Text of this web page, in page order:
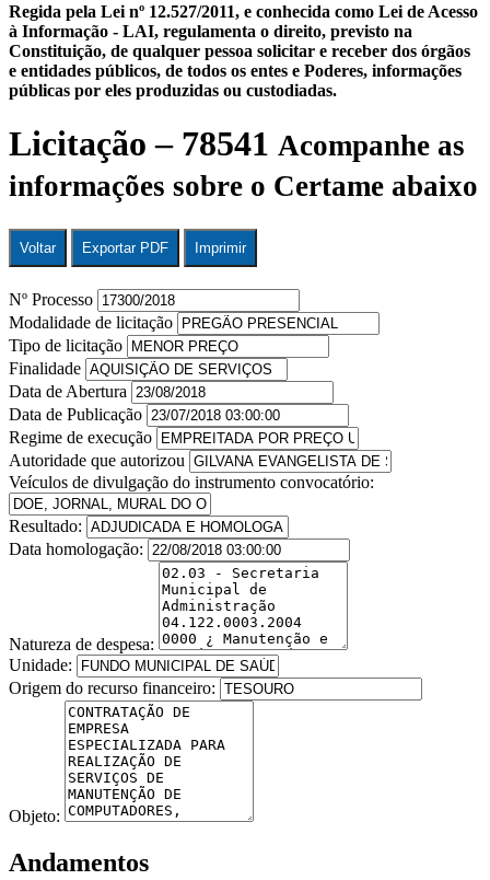
Regida pela Lei nº 12.527/2011, e conhecida como Lei de Acesso
à Informação - LAI, regulamenta o direito, previsto na
Constituição, de qualquer pessoa solicitar e receber dos órgãos
e entidades públicos, de todos os entes e Poderes, informações
públicas por eles produzidas ou custodiadas.
Licitação – 78541 Acompanhe as
informações sobre o Certame abaixo
Voltar Exportar PDF Imprimir
Nº Processo
Modalidade de licitação
Tipo de licitação
Finalidade
Data de Abertura
Data de Publicação
Regime de execução
Autoridade que autorizou
Veículos de divulgação do instrumento convocatório:
Resultado:
Data homologação:
Natureza de despesa:
Unidade:
Origem do recurso financeiro:
Objeto:
Andamentos